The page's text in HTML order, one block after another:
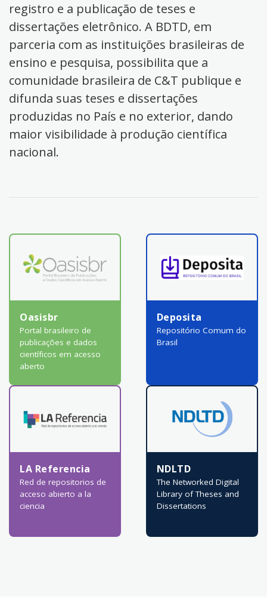
registro e a publicação de teses e
dissertações eletrônico. A BDTD, em
parceria com as instituições brasileiras de
ensino e pesquisa, possibilita que a
comunidade brasileira de C&T publique e
difunda suas teses e dissertações
produzidas no País e no exterior, dando
maior visibilidade à produção científica
nacional.
Oasisbr
Portal brasileiro de
publicações e dados
científicos em acesso
aberto
Deposita
Repositório Comum do
Brasil
LA Referencia
Red de repositorios de
acceso abierto a la
ciencia
NDLTD
The Networked Digital
Library of Theses and
Dissertations